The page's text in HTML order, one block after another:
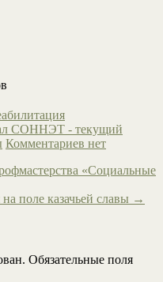
СОННЭТ - текущий
Комментариев нет
«Социальные
поле казачьей славы →
Обязательные поля